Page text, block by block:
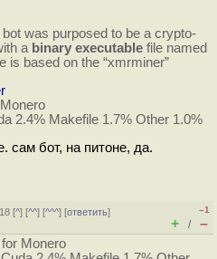
was purposed to be a crypto-
a binary executable file named
is based on the “xmrminer”
2.4% Makefile 1.7% Other 1.0%
сам бот, на питоне, да.
[^] [^^] [^^^] [ответить]
–1
+ / –
Monero